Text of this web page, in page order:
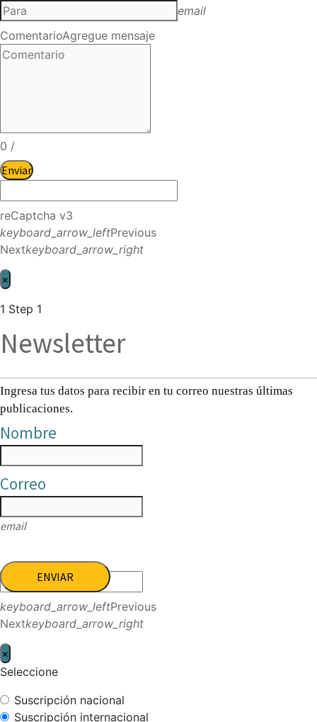
email
ComentarioAgregue mensaje
0 /
Enviar
reCaptcha v3
keyboard_arrow_leftPrevious
Nextkeyboard_arrow_right
×
1 Step 1
Newsletter
Ingresa tus datos para recibir en tu correo nuestras últimas
publicaciones.
Nombre
Correo
email
ENVIAR
keyboard_arrow_leftPrevious
Nextkeyboard_arrow_right
×
Seleccione
Suscripción nacional
Suscripción internacional